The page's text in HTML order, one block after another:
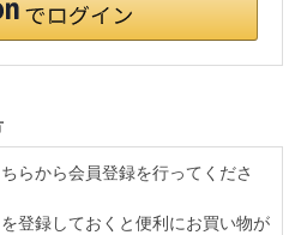
らから会員登録を行ってくださ
登録しておくと便利にお買い物が